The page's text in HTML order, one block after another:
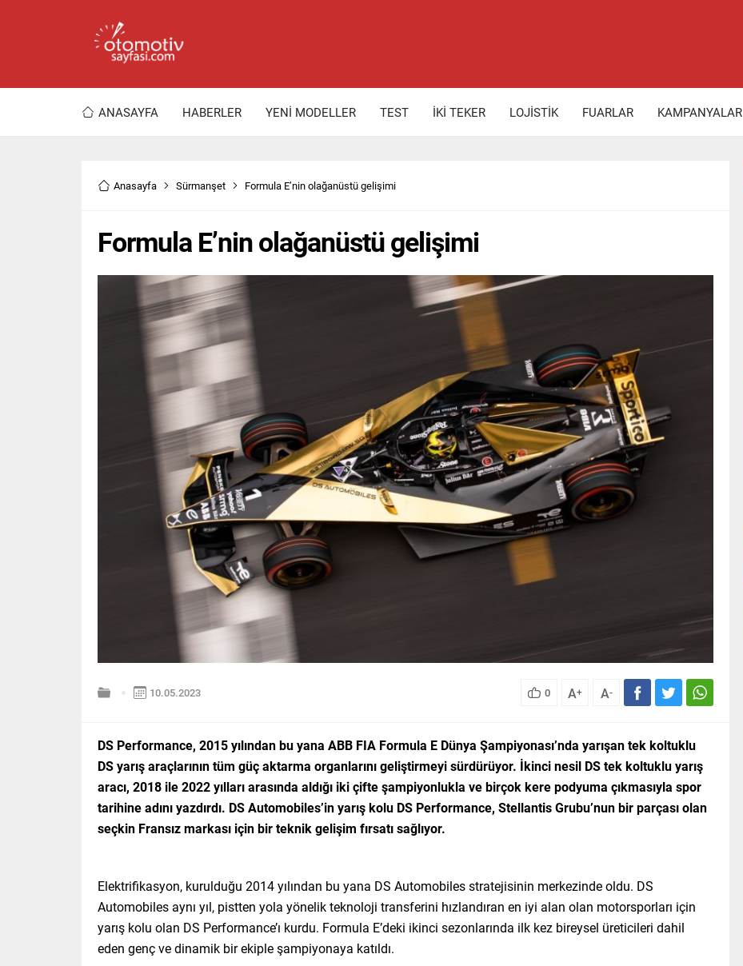
ANASAYFA HABERLER YENİ MODELLER TEST İKİ TEKER LOJİSTİK FUARLAR KAMPANYALAR
Anasayfa Sürmanşet Formula E’nin olağanüstü gelişimi
Formula E’nin olağanüstü gelişimi
10.05.2023 0 A+ A-
DS Performance, 2015 yılından bu yana ABB FIA Formula E Dünya Şampiyonası’nda yarışan tek koltuklu
DS yarış araçlarının tüm güç aktarma organlarını geliştirmeyi sürdürüyor. İkinci nesil DS tek koltuklu yarış
aracı, 2018 ile 2022 yılları arasında aldığı iki çifte şampiyonlukla ve birçok kere podyuma çıkmasıyla spor
tarihine adını yazdırdı. DS Automobiles’in yarış kolu DS Performance, Stellantis Grubu’nun bir parçası olan
seçkin Fransız markası için bir teknik gelişim fırsatı sağlıyor.
Elektrifikasyon, kurulduğu 2014 yılından bu yana DS Automobiles stratejisinin merkezinde oldu. DS
Automobiles aynı yıl, pistten yola yönelik teknoloji transferini hızlandıran en iyi alan olan motorsporları için
yarış kolu olan DS Performance’ı kurdu. Formula E’deki ikinci sezonlarında ilk kez bireysel üreticileri dahil
eden genç ve dinamik bir ekiple şampiyonaya katıldı.